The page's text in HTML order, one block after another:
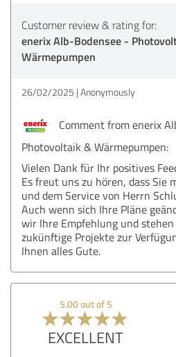
Customer review & rating for:
enerix Alb-Bodensee -
Wärmepumpen
26/02/2025 Anonymously
Comment from enerix
Photovoltaik & Wärmepumpen:
Vielen Dank für Ihr positives
Es freut uns zu hören, dass Sie
und dem Service von Herrn
Auch wenn sich Ihre Pläne
wir Ihre Empfehlung und
zukünftige Projekte zur
Ihnen alles Gute.
5.00 out of 5
EXCELLENT